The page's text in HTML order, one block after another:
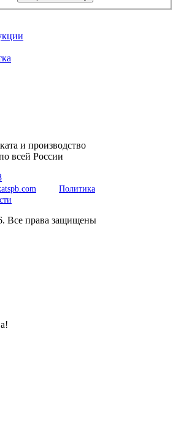
и производство
всей России
Политика
права защищены